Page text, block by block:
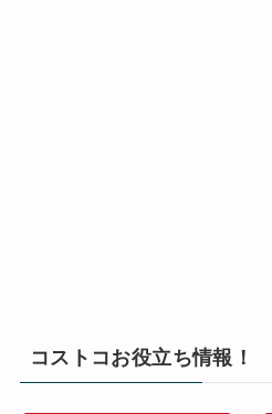
コストコお役立ち情報！